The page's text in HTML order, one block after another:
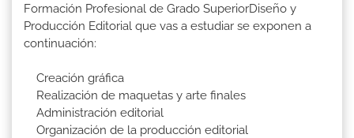
Formación Profesional de Grado SuperiorDiseño y
Producción Editorial que vas a estudiar se exponen a
continuación:
Creación gráfica
Realización de maquetas y arte finales
Administración editorial
Organización de la producción editorial